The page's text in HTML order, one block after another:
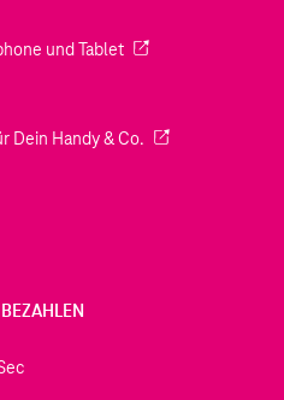
und Tablet(Wird in einem
neuen Tab geöffnet)
Dein Handy & Co. (Wird in einem